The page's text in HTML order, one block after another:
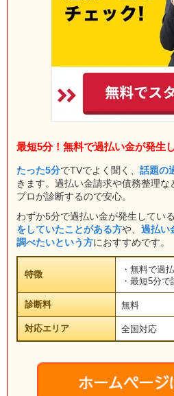
最短5分！無料で過払い金が発生
たった5分でTVでよく聞く、 話題の
きます。過払い金請求や債務整理
プロが診断するので安心。
わずか5分で過払い金が発生してい
をしていたことがある方や、 過払い
調べたいという方におすすめです。
特徴
・無料で過
・最短5分で
診断料 無料
対応エリア 全国対応